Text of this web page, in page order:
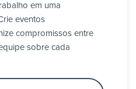
em uma
eventos
compromissos entre
sobre cada